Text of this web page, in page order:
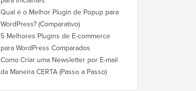
Qual é o Melhor Plugin de Popup para
WordPress? (Comparativo)
5 Melhores Plugins de E-commerce
para WordPress Comparados
Como Criar uma Newsletter por E-mail
da Maneira CERTA (Passo a Passo)